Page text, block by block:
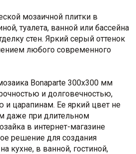
мозаичной плитки в
туалета, ванной или бассейна
стен. Яркий серый оттенок
любого современного
Bonaparte 300x300 мм
и долговечностью,
и царапинам. Ее яркий цвет не
даже при длительном
в интернет-магазине
решение для создания
кухне, в ванной, гостиной,